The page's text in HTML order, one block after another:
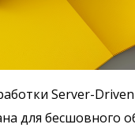
Server-Driven
для бесшовного